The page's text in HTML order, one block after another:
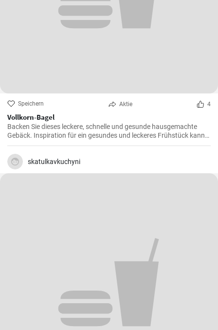
Speichern Aktie 4
Vollkorn-Bagel
Backen Sie dieses leckere, schnelle und gesunde hausgemachte
Gebäck. Inspiration für ein gesundes und leckeres Frühstück kann
man nie genug haben.
skatulkavkuchyni